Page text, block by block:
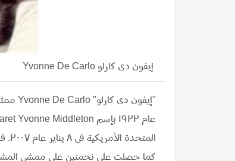
إيفون دى كارلو Yvonne De Carlo